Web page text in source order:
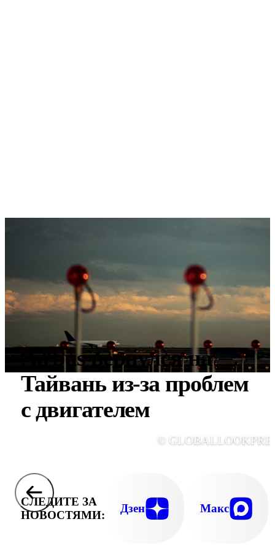
Airbus вернулся на
Тайвань из-за проблем
с двигателем
©
СЛЕДИТЕ ЗА
НОВОСТЯМИ:
Дзен Макс